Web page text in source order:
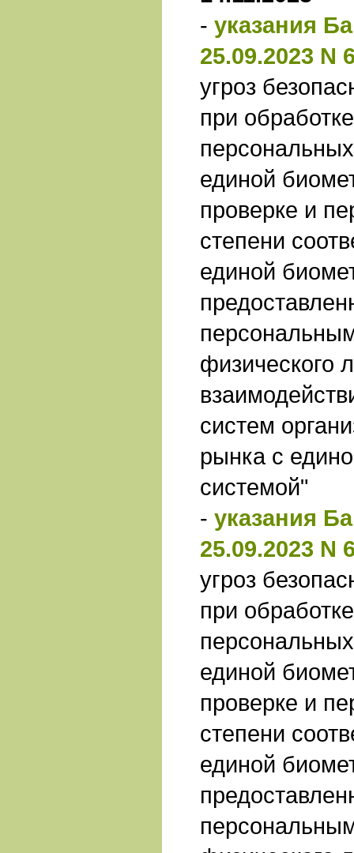
- указания
25.09.2023 N
угроз
при
единой
проверке и
степени
единой
физического
систем
рынка с
системой"
- указания
25.09.2023 N
угроз
при
единой
проверке и
степени
единой